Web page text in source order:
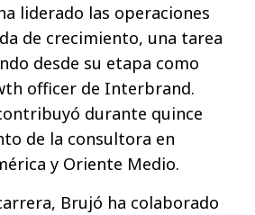
liderado las operaciones
de crecimiento, una tarea
desde su etapa como
officer de Interbrand.
durante quince
de la consultora en
y Oriente Medio.
Brujó ha colaborado